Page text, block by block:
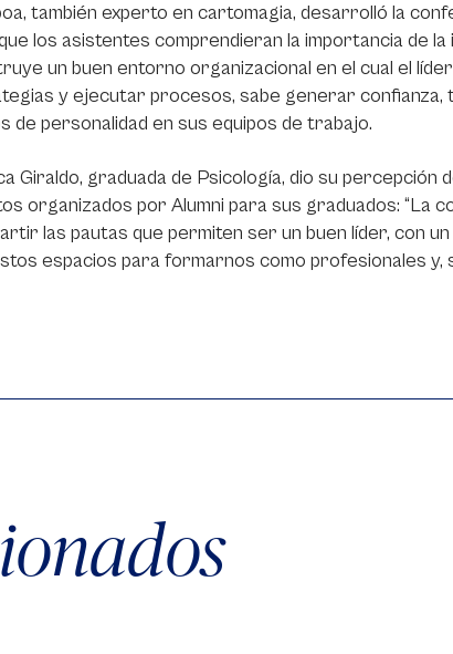
también experto en cartomagia, desarrolló la
los asistentes comprendieran la importancia de
un buen entorno organizacional en el cual el
y ejecutar procesos, sabe generar confianza,
de personalidad en sus equipos de trabajo.
Giraldo, graduada de Psicología, dio su
organizados por Alumni para sus graduados: “La
las pautas que permiten ser un buen líder, con
espacios para formarnos como profesionales y,